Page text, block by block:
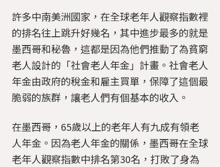
許多中南美洲國家，在全球老年人觀察指數裡
的排名往上跳升好幾名，其中進步最多的就是
墨西哥和秘魯，這都是因為他們推動了為貧窮
老人設計的「社會老人年金」計畫。社會老人
年金由政府的稅金和雇主買單，保障了這個最
脆弱的族群，讓老人們有個基本的收入。
在墨西哥，65歲以上的老年人有九成有領老
人年金。因為老人年金的關係，墨西哥在全球
老年人觀察指數中排名第30名，打敗了身為